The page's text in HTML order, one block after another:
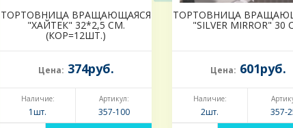
ТОРТОВНИЦА ВРАЩАЮЩАЯСЯ
"ХАЙТЕК" 32*2,5 СМ.
(КОР=12ШТ.)
Цена: 374руб.
Наличие:
1шт.
Артикул:
357-100
ТОРТОВНИЦА
"SILVER MIRROR" 30
Цена: 601руб.
Наличие:
2шт. 357-